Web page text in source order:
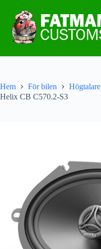
Hem För bilen Högtalare
Helix CB C570.2-S3